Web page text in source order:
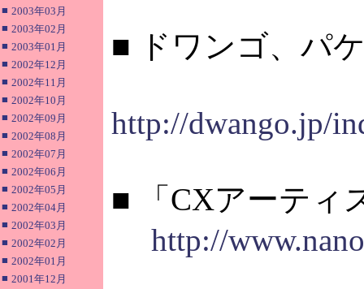
■ 2003年03月
■ 2003年02月
■ 2003年01月
■ 2002年12月
■ 2002年11月
■ 2002年10月
■ 2002年09月
■ 2002年08月
■ 2002年07月
■ 2002年06月
■ 2002年05月
■ 2002年04月
■ 2002年03月
■ 2002年02月
■ 2002年01月
■ 2001年12月
■ ドワンゴ、パ
http://dwango.jp/
■ 「CXアーティ
http://